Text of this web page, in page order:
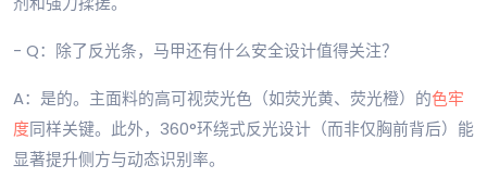
- Q：除了反光条，马甲还有什么安全设计值得关注？
A：是的。主面料的高可视荧光色（如荧光黄、荧光橙）的色牢
度同样关键。此外，360°环绕式反光设计（而非仅胸前背后）能
显著提升侧方与动态识别率。